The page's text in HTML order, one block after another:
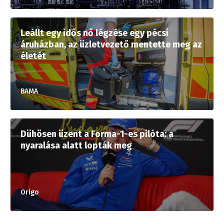
Leállt egy idős nő légzése egy pécsi
áruházban, az üzletvezető mentette meg az
életét
BAMA
Dühösen üzent a Forma-1-es pilóta: a
nyaralása alatt lopták meg
Origo